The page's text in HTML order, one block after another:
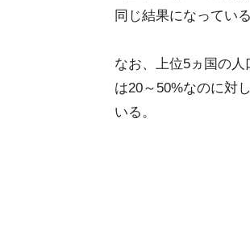
同じ結果になっている
なお、上位5ヵ国の
は20～50%なのに対
いる。